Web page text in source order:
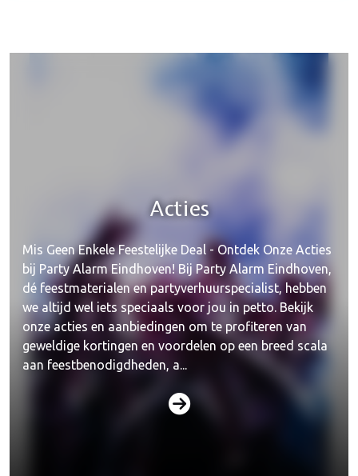
Acties
Mis Geen Enkele Feestelijke Deal - Ontdek Onze Acties
bij Party Alarm Eindhoven! Bij Party Alarm Eindhoven,
dé feestmaterialen en partyverhuurspecialist, hebben
we altijd wel iets speciaals voor jou in petto. Bekijk
onze acties en aanbiedingen om te profiteren van
geweldige kortingen en voordelen op een breed scala
aan feestbenodigdheden, a...